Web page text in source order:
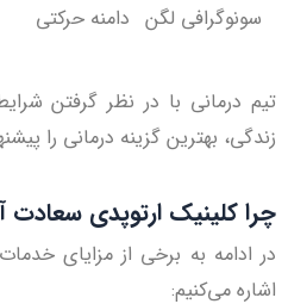
سونوگرافی لگن دامنه حرکتی
تیم درمانی با در نظر گرفتن
زندگی، بهترین گزینه درمانی را
چرا کلینیک ارتوپدی سعادت
در ادامه به برخی از مزایای
اشاره می‌کنیم: